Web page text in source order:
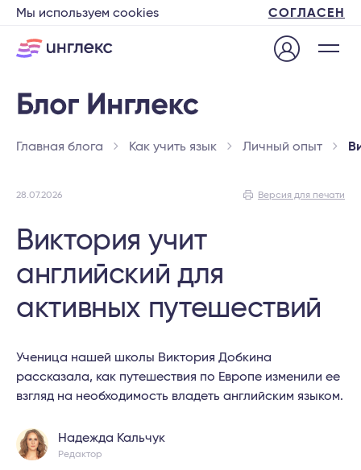
Мы используем cookies СОГЛАСЕН
Главная блога Как учить язык Личный опыт
28.07.2026 Версия для печати
Виктория учит
английский для
активных путешествий
Ученица нашей школы Виктория Добкина
рассказала, как путешествия по Европе изменили ее
взгляд на необходимость владеть английским языком.
Надежда Кальчук
Редактор